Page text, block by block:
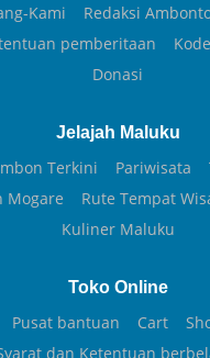
Kami
Redaksi
pemberitaan
Donasi
Jelajah Maluku
Terkini Pariwisata
Mogare
Rute Tempat
Kuliner Maluku
Toko Online
Pusat bantuan Cart
dan Ketentuan